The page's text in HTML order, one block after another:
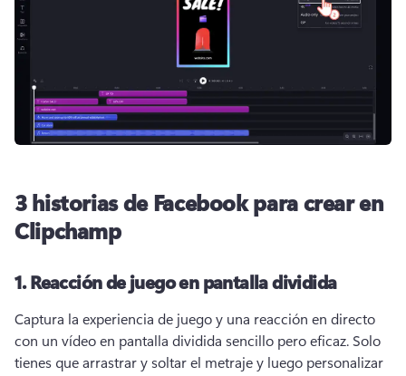
3 historias de Facebook para crear en
Clipchamp
1. Reacción de juego en pantalla dividida
Captura la experiencia de juego y una reacción en directo
con un vídeo en pantalla dividida sencillo pero eficaz. Solo
tienes que arrastrar y soltar el metraje y luego personalizar